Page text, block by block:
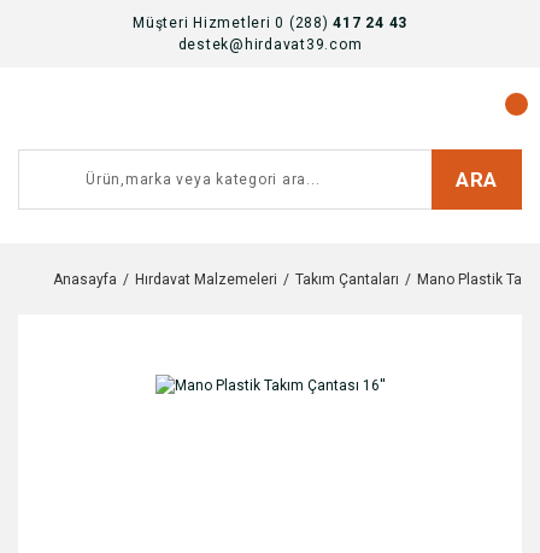
Müşteri Hizmetleri 0 (288)417 24 43
destek@hirdavat39.com
ARA
Anasayfa Hırdavat Malzemeleri Takım Çantaları Mano Plastik